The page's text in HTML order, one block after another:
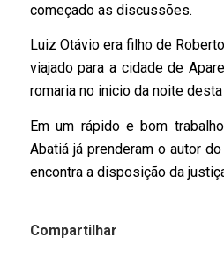
começado as discussões.
Luiz Otávio era filho de
viajado para a cidade de
romaria no inicio da noite
Em um rápido e bom
Abatiá já prenderam o autor
encontra a disposição da
Compartilhar